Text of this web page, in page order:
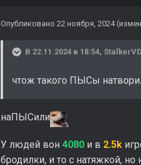
Опубликовано 22 ноября, 2024
В 22.11.2024 в 18:54,
чтож такого ПЫСы
наПЫСили
У людей вон 4080 и в 2.5k
бродилки, и то с натяжкой,